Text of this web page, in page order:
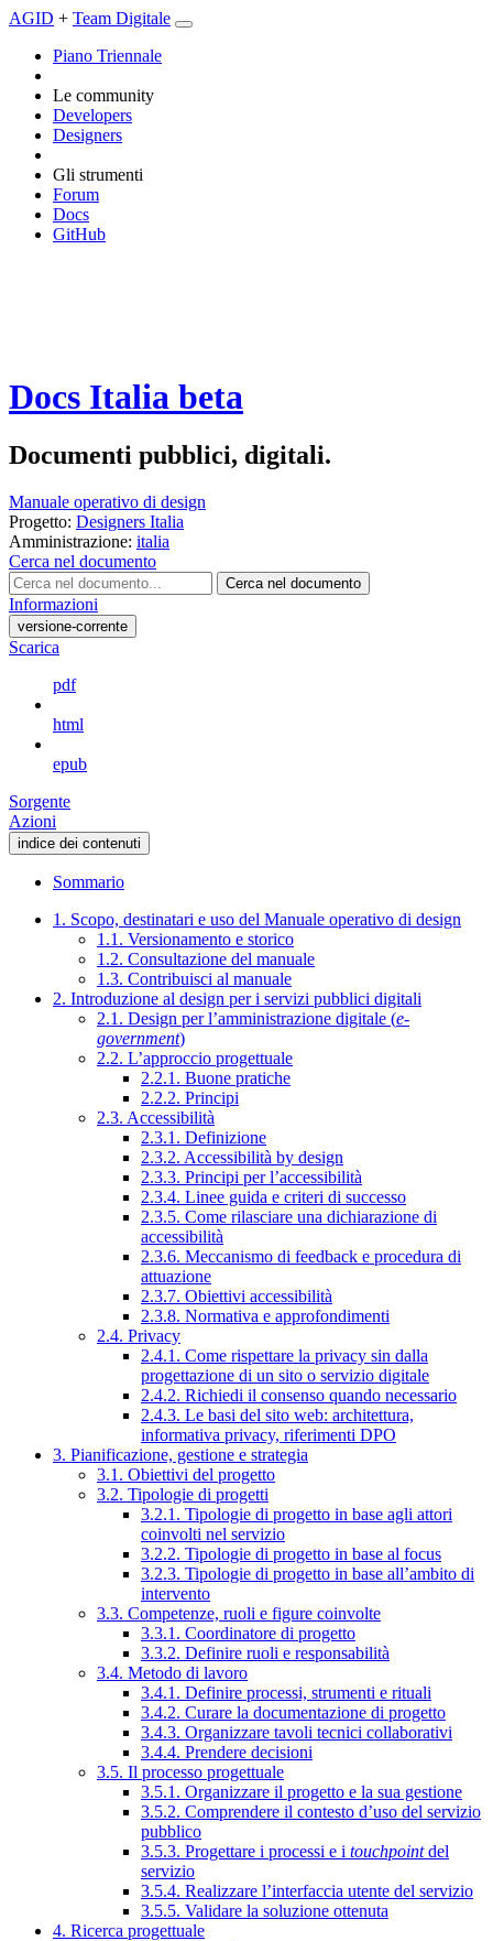
AGID + Team Digitale
Piano Triennale
Le community
Developers
Designers
Gli strumenti
Forum
Docs
GitHub
Docs Italia beta
Documenti pubblici, digitali.
Manuale operativo di design
Progetto: Designers Italia
Amministrazione: italia
Cerca nel documento
Cerca nel documento
Informazioni
versione-corrente
Scarica
pdf
html
epub
Sorgente
Azioni
indice dei contenuti
Sommario
1. Scopo, destinatari e uso del Manuale operativo di design
1.1. Versionamento e storico
1.2. Consultazione del manuale
1.3. Contribuisci al manuale
2. Introduzione al design per i servizi pubblici digitali
2.1. Design per l’amministrazione digitale (e-
government)
2.2. L’approccio progettuale
2.2.1. Buone pratiche
2.2.2. Principi
2.3. Accessibilità
2.3.1. Definizione
2.3.2. Accessibilità by design
2.3.3. Principi per l’accessibilità
2.3.4. Linee guida e criteri di successo
2.3.5. Come rilasciare una dichiarazione di
accessibilità
2.3.6. Meccanismo di feedback e procedura di
attuazione
2.3.7. Obiettivi accessibilità
2.3.8. Normativa e approfondimenti
2.4. Privacy
2.4.1. Come rispettare la privacy sin dalla
progettazione di un sito o servizio digitale
2.4.2. Richiedi il consenso quando necessario
2.4.3. Le basi del sito web: architettura,
informativa privacy, riferimenti DPO
3. Pianificazione, gestione e strategia
3.1. Obiettivi del progetto
3.2. Tipologie di progetti
3.2.1. Tipologie di progetto in base agli attori
coinvolti nel servizio
3.2.2. Tipologie di progetto in base al focus
3.2.3. Tipologie di progetto in base all’ambito di
intervento
3.3. Competenze, ruoli e figure coinvolte
3.3.1. Coordinatore di progetto
3.3.2. Definire ruoli e responsabilità
3.4. Metodo di lavoro
3.4.1. Definire processi, strumenti e rituali
3.4.2. Curare la documentazione di progetto
3.4.3. Organizzare tavoli tecnici collaborativi
3.4.4. Prendere decisioni
3.5. Il processo progettuale
3.5.1. Organizzare il progetto e la sua gestione
3.5.2. Comprendere il contesto d’uso del servizio
pubblico
3.5.3. Progettare i processi e i touchpointdel
servizio
3.5.4. Realizzare l’interfaccia utente del servizio
3.5.5. Validare la soluzione ottenuta
4. Ricerca progettuale